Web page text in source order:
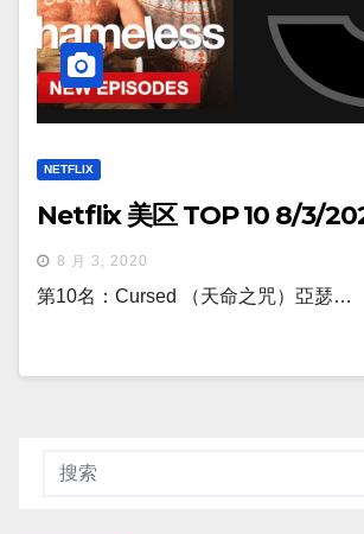
NETFLIX
Netflix 美区 TOP 10 8/3/
8 月 3, 2020
第10名：Cursed （天命之咒）亞瑟…